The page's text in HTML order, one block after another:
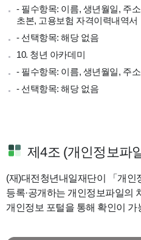
- 필수항목: 이름, 생년월일, 주
초본, 고용보험 자격이력내역서
- 선택항목: 해당 없음
10. 청년 아카데미
- 필수항목: 이름, 생년월일, 주
- 선택항목: 해당 없음
제4조 (개인정보파
(재)대전청년내일재단이 「개
등록·공개하는 개인정보파일의
개인정보 포털을 통해 확인이 가